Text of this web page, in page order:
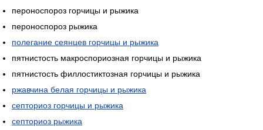
пероноспороз горчицы и рыжика
пероноспороз рыжика
полегание сеянцев горчицы и рыжика
пятнистость макроспориозная горчицы и рыжика
пятнистость филлостиктозная горчицы и рыжика
ржавчина белая горчицы и рыжика
септориоз горчицы и рыжика
септориоз рыжика